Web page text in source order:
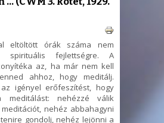
eltöltött órák száma nem
spirituális fejlettségre. A
az, ha már nem kell
ahhoz, hogy meditálj.
igényel erőfeszítést, hogy
meditálást: nehézzé válik
nehéz abbahagyni
gondolj, nehéz lejönni a